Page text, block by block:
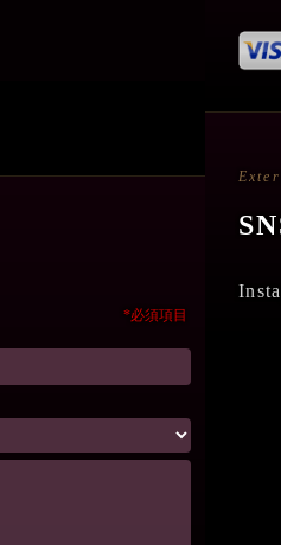
*必須項目